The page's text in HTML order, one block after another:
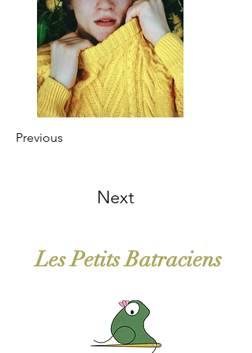
Previous
Next
Les Petits Batraciens